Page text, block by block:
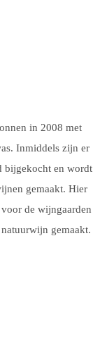
in 2008 met
Inmiddels zijn er
bijgekocht en wordt
gemaakt. Hier
de wijngaarden
gemaakt.